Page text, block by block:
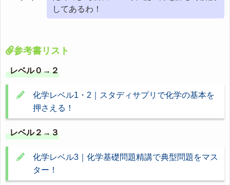
してあるわ！
参考書リスト
レベル０→２
化学レベル1・2｜スタディサプリで化学の基本を
押さえる！
レベル２→３
化学レベル3｜化学基礎問題精講で典型問題をマス
ター！